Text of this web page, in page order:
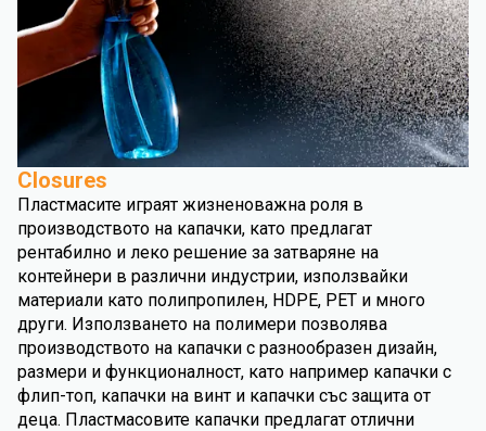
Closures
Пластмасите играят жизненоважна роля в
производството на капачки, като предлагат
рентабилно и леко решение за затваряне на
контейнери в различни индустрии, използвайки
материали като полипропилен, HDPE, PET и много
други. Използването на полимери позволява
производството на капачки с разнообразен дизайн,
размери и функционалност, като например капачки с
флип-топ, капачки на винт и капачки със защита от
деца. Пластмасовите капачки предлагат отлични